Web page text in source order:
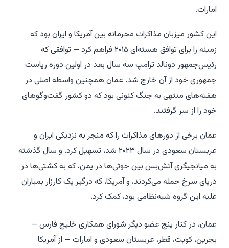
امارات.
این کشور میزبان مذاکرات محرمانه بین آمریکا و ایران بود که
زمینه را برای توافق هسته‌ای ۲۰۱۵ فراهم کرد — توافقی که
رئیس‌جمهور دونالد ترامپ سه سال بعد در اولین دوره ریاست
جمهوری خود از آن خارج شد. عمان همچنین واسطه اصلی در
هفته‌های منتهی به جنگ کنونی بود که دو کشور گفت‌وگوهای
خود را از سر گرفتند.
عمان برخی از دورهای مذاکرات را که منجر به نزدیکی ایران و
عربستان سعودی در سال ۲۰۲۳ شد، تسهیل کرد. و سال گذشته
به میانجیگری آتش‌بس بین حوثی‌ها در یمن، که به کشتی‌ها در
دریای سرخ حمله می‌کردند، و آمریکا، که درگیر یک کارزار بمباران
علیه این گروه شبه‌نظامی بود، کمک کرد.
عمان، در کنار پنج عضو دیگر شورای همکاری خلیج فارس —
بحرین، کویت، قطر، عربستان سعودی و امارات — از آمریکا